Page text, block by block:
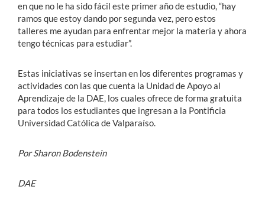
en que no le ha sido fácil este primer año de estudio, “hay
ramos que estoy dando por segunda vez, pero estos
talleres me ayudan para enfrentar mejor la materia y ahora
tengo técnicas para estudiar”.
Estas iniciativas se insertan en los diferentes programas y
actividades con las que cuenta la Unidad de Apoyo al
Aprendizaje de la DAE, los cuales ofrece de forma gratuita
para todos los estudiantes que ingresan a la Pontificia
Universidad Católica de Valparaíso.
Por Sharon Bodenstein
DAE